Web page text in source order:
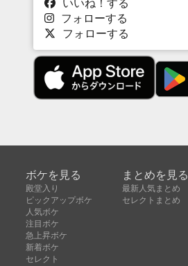
フォローする
フォローする
ボケを見る
殿堂入り
ピックアップボケ
人気ボケ
注目ボケ
急上昇ボケ
新着ボケ
セレクト
まとめを見る
最新人気まとめ
セレクトまとめ